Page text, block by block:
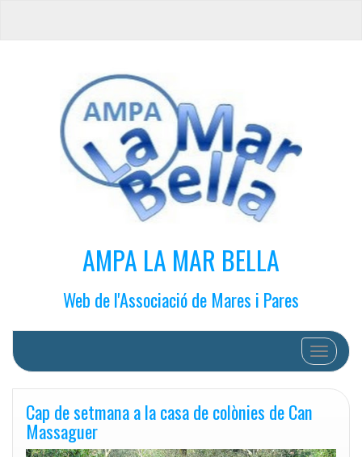
AMPA LA MAR BELLA
Web de l'Associació de Mares i Pares
Cambiar
Cap de setmana a la casa de colònies de Can
Massaguer